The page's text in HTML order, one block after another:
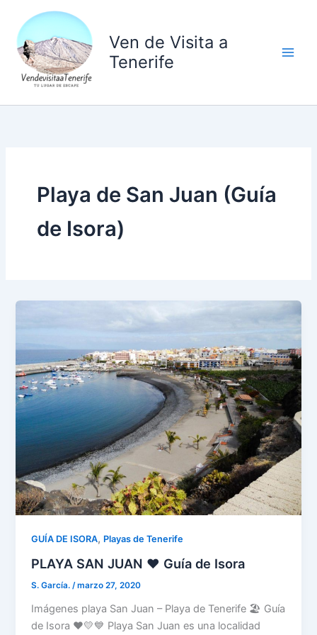
contenido
Ven de Visita a
Tenerife
Playa de San Juan (Guía
de Isora)
GUÍA DE ISORA, Playas de Tenerife
PLAYA SAN JUAN ❤️ Guía de Isora
S. García./marzo 27, 2020
Imágenes playa San Juan – Playa de Tenerife 🏖️ Guía
de Isora ❤️💛💙 Playa San Juan es una localidad